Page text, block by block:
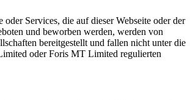
oder Services, die auf dieser Webseite oder der
und beworben werden, werden von
bereitgestellt und fallen nicht unter die
oder Foris MT Limited regulierten